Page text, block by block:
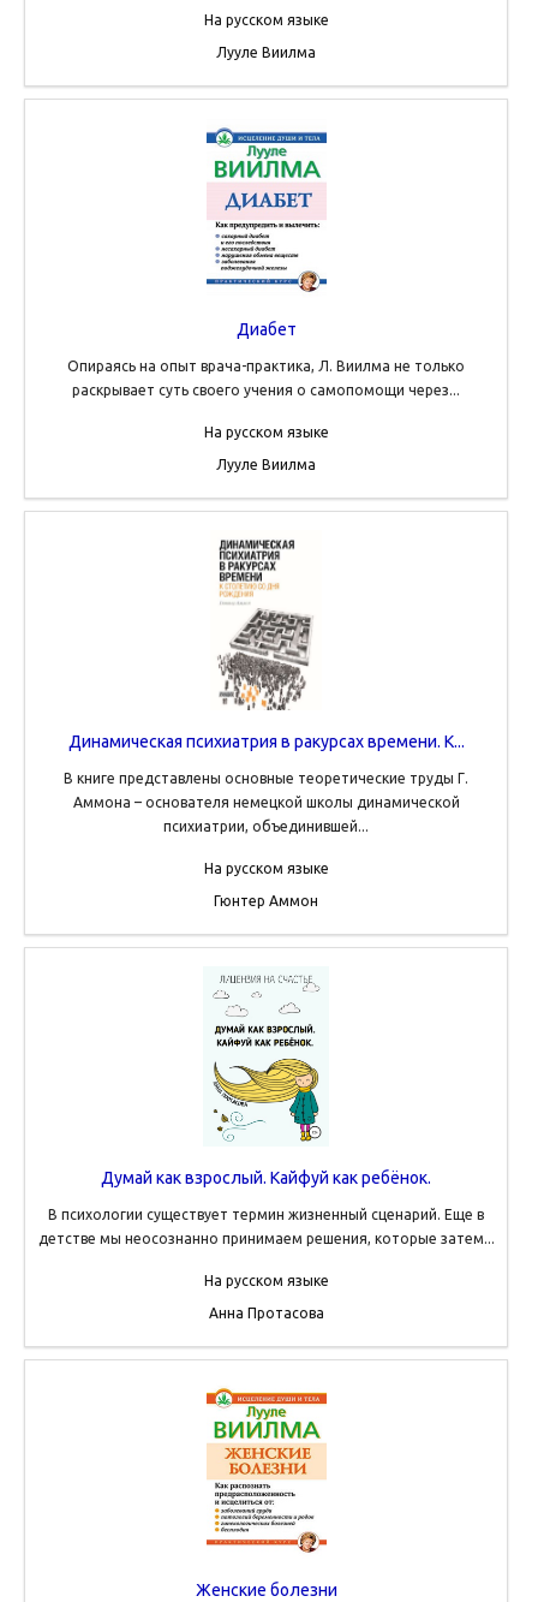
На русском языке
Лууле Виилма
Диабет
Опираясь на опыт врача-практика, Л. Виилма не только
раскрывает суть своего учения о самопомощи через...
На русском языке
Лууле Виилма
Динамическая психиатрия в ракурсах времени. К...
В книге представлены основные теоретические труды Г.
Аммона – основателя немецкой школы динамической
психиатрии, объединившей...
На русском языке
Гюнтер Аммон
Думай как взрослый. Кайфуй как ребёнок.
В психологии существует термин жизненный сценарий. Еще в
детстве мы неосознанно принимаем решения, которые затем...
На русском языке
Анна Протасова
Женские болезни